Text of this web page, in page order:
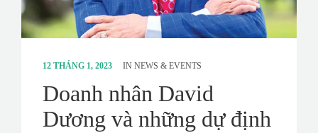
12 THÁNG 1, 2023 IN NEWS & EVENTS
Doanh nhân David
Dương và những dự định